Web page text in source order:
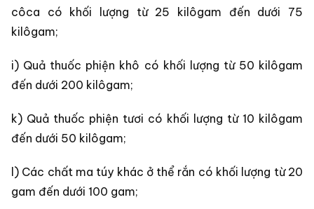
côca có khối lượng từ 25 kilôgam đến dưới 75
kilôgam;
i) Quả thuốc phiện khô có khối lượng từ 50 kilôgam
đến dưới 200 kilôgam;
k) Quả thuốc phiện tươi có khối lượng từ 10 kilôgam
đến dưới 50 kilôgam;
l) Các chất ma túy khác ở thể rắn có khối lượng từ 20
gam đến dưới 100 gam;